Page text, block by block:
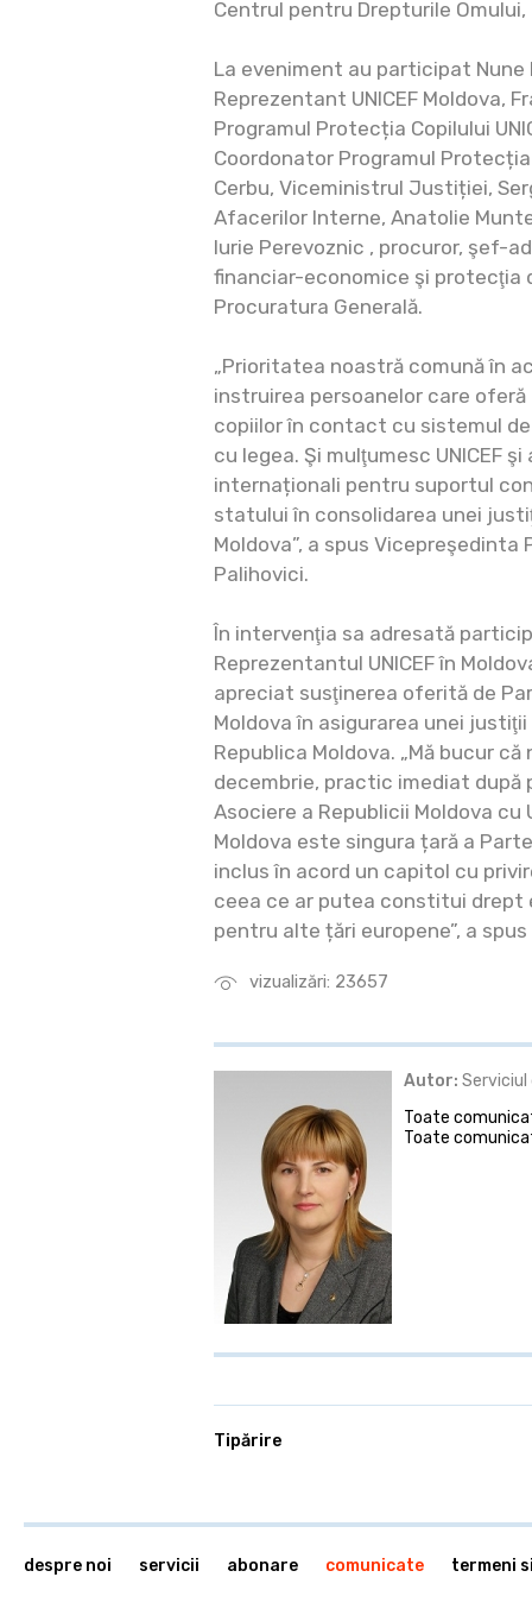
vizualizări: 23657
Centrul pentru Drepturile
La eveniment au participat Nune
Reprezentant UNICEF Moldova,
Programul Protecția Copilului
Coordonator Programul Protecția
Cerbu, Viceministrul Justiției,
Afacerilor Interne, Anatolie
Iurie Perevoznic , procuror, şef-
financiar-economice şi protecţia
Procuratura Generală.
„Prioritatea noastră comună în
instruirea persoanelor care
copiilor în contact cu sistemul
cu legea. Şi mulţumesc UNICEF
internaționali pentru suportul
statului în consolidarea unei
Moldova”, a spus Vicepreşedinta
Palihovici.
În intervenţia sa adresată
Reprezentantul UNICEF în
apreciat susţinerea oferită de
Moldova în asigurarea unei
Republica Moldova. „Mă bucur
decembrie, practic imediat după
Asociere a Republicii Moldova cu
Moldova este singura țară a
inclus în acord un capitol cu
ceea ce ar putea constitui drept
pentru alte țări europene”, a
Autor: Serviciul
Toate
Toate
Tipărire
despre noi servicii abonare comunicate termeni